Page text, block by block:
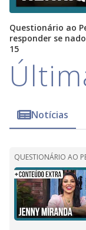
Questionário ao
responder se
15
Notícias
QUESTIONÁRIO AO